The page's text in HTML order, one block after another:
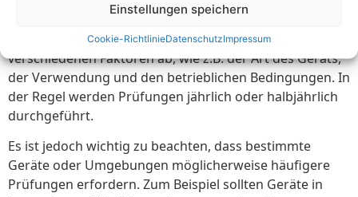
Einstellungen speichern
Cookie-RichtlinieDatenschutzImpressum
Die Häufigkeit der Prüfungen von ortsveränderlichen
elektrischen Geräten und Betriebsmitteln hängt von
verschiedenen Faktoren ab, wie z.B. der Art des Geräts,
der Verwendung und den betrieblichen Bedingungen. In
der Regel werden Prüfungen jährlich oder halbjährlich
durchgeführt.
Es ist jedoch wichtig zu beachten, dass bestimmte
Geräte oder Umgebungen möglicherweise häufigere
Prüfungen erfordern. Zum Beispiel sollten Geräte in